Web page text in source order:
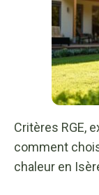
Critères RGE,
comment
chaleur en